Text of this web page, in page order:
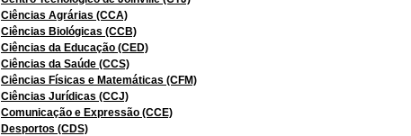
Ciências Agrárias (CCA)
Ciências Biológicas (CCB)
Ciências da Educação (CED)
Ciências da Saúde (CCS)
Ciências Físicas e Matemáticas (CFM)
Ciências Jurídicas (CCJ)
Comunicação e Expressão (CCE)
Desportos (CDS)